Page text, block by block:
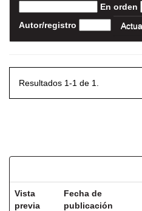
En orden
Autor/registro
Resultados 1-1 de 1.
Vista
previa
Fecha de
publicación